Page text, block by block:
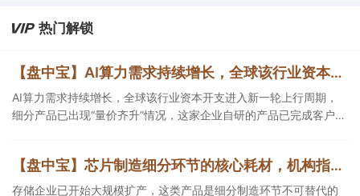
热门解锁
【盘中宝】AI算力需求持续增长，全球该行业资本开支进入新一轮上行周期，细分产品已出现“量价齐升”情况，这家企业在手订单超百亿元
AI算力需求持续增长，全球该行业资本开支进入新一轮上行周期，
细分产品已出现“量价齐升”情况，这家企业自研的产品已完成客户端
【盘中宝】芯片制造细分环节的核心耗材，机构指出短期供给缺口难以填补，或带动这类产品价格持续向上，这家公司拥有相关产能
存储企业已开始大规模扩产，这类产品是细分制造环节不可替代的